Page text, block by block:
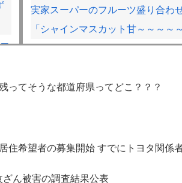
実家スーパーのフルーツ盛り合わ
「シャインマスカット甘～～～～
【デレマス】響子「あげて・もら
尻のイラスト投稿にネット衝撃「
ってそうな都道府県ってどこ？？？
住希望者の募集開始 すでにトヨタ関係
ん被害の調査結果公表